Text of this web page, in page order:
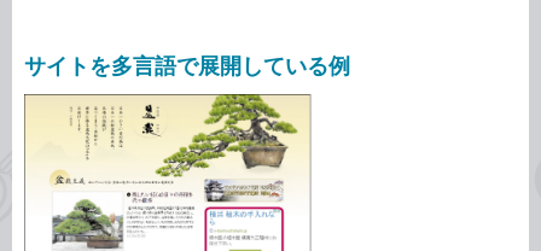
サイトを多言語で展開している例